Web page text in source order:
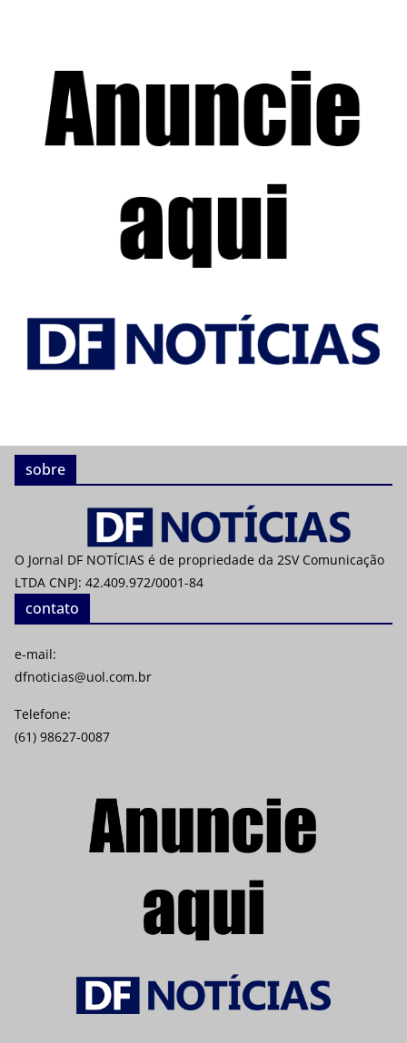
sobre
O Jornal DF NOTÍCIAS é de propriedade da 2SV Comunicação
LTDA CNPJ: 42.409.972/0001-84
contato
e-mail:
dfnoticias@uol.com.br
Telefone:
(61) 98627-0087